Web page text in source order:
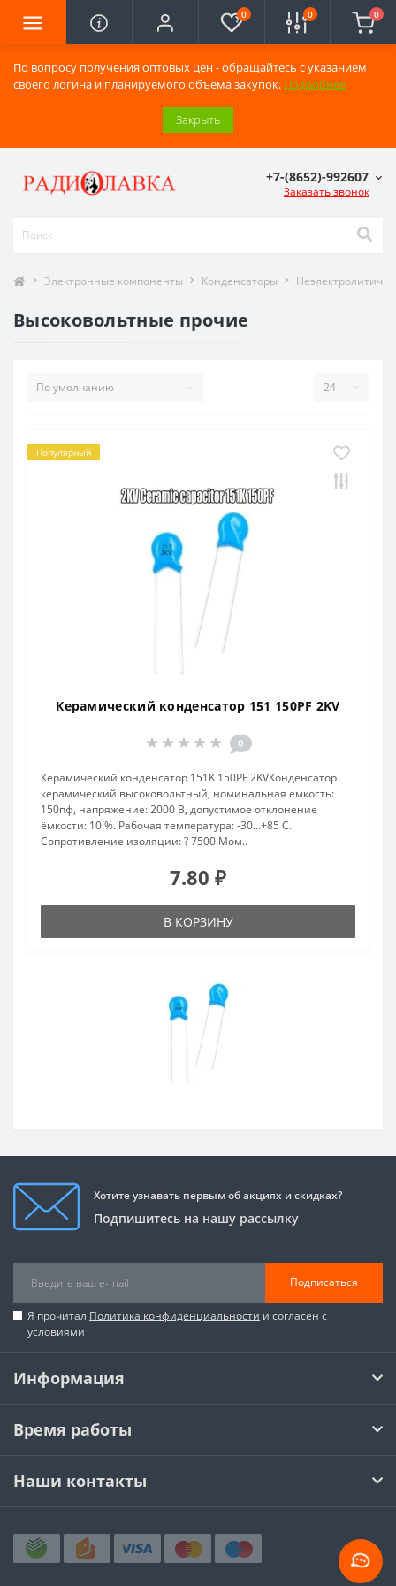
По вопросу получения оптовых цен - обращайтесь с указанием
своего логина и планируемого объема закупок. Подробнее
Закрыть
0 0 0
+7-(8652)-992607
Заказать звонок
Электронные компоненты Конденсаторы
Высоковольтные прочие
Популярный
Керамический конденсатор 151 150PF 2KV
0
Керамический конденсатор 151K 150PF 2KVКонденсатор
керамический высоковольтный, номинальная емкость:
150пф, напряжение: 2000 В, допустимое отклонение
ёмкости: 10 %. Рабочая температура: -30...+85 С.
Сопротивление изоляции: ? 7500 Мом..
7.80 ₽
В КОРЗИНУ
Хотите узнавать первым об акциях и скидках?
Подпишитесь на нашу рассылку
Подписаться
Я прочитал Политика конфиденциальности и согласен с
условиями
Информация
Время работы
Наши контакты